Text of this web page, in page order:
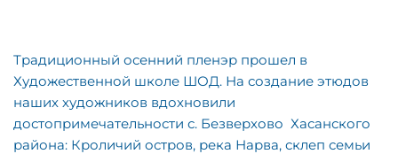
Традиционный осенний пленэр прошел в
Художественной школе ШОД. На создание этюдов
наших художников вдохновили
достопримечательности с. Безверхово Хасанского
района: Кроличий остров, река Нарва, склеп семьи